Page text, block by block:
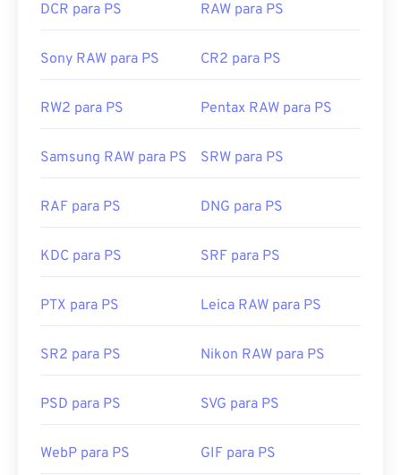
DCR para PS RAW para PS
Sony RAW para PS CR2 para PS
RW2 para PS Pentax RAW para PS
Samsung RAW para PS SRW para PS
RAF para PS DNG para PS
KDC para PS SRF para PS
PTX para PS Leica RAW para PS
SR2 para PS Nikon RAW para PS
PSD para PS SVG para PS
WebP para PS GIF para PS